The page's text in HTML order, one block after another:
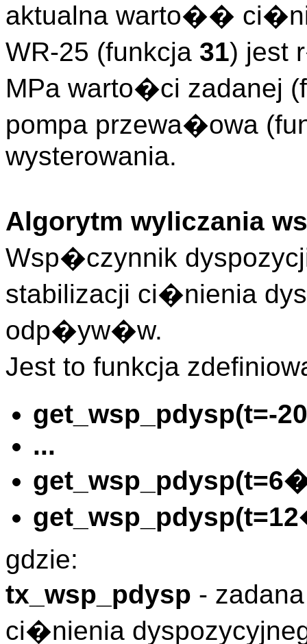
aktualna warto��
WR-25 (funkcja 31) jest
MPa warto�ci zadanej
pompa przewa�owa
wysterowania.
Algorytm wyliczania
Wsp�czynnik
stabilizacji ci�nienia
odp�yw�w.
Jest to funkcja
get_wsp_pdysp(t=-
...
gdzie:
tx_wsp_pdysp -
ci�nienia